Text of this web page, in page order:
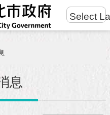
Select
息